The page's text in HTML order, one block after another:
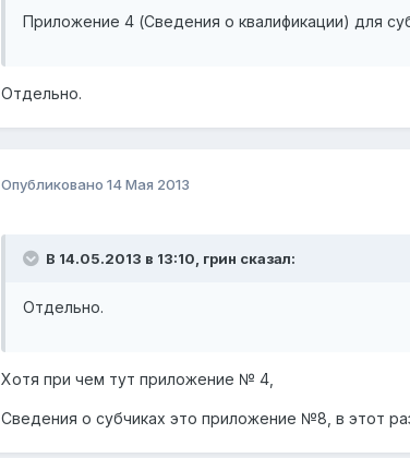
Приложение 4 (Сведения о квалификации) для
Отдельно.
Опубликовано 14 Мая 2013
В 14.05.2013 в 13:10, грин сказал:
Отдельно.
Хотя при чем тут приложение № 4,
Сведения о субчиках это приложение №8, в этот